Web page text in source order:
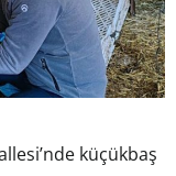
küçükbaş